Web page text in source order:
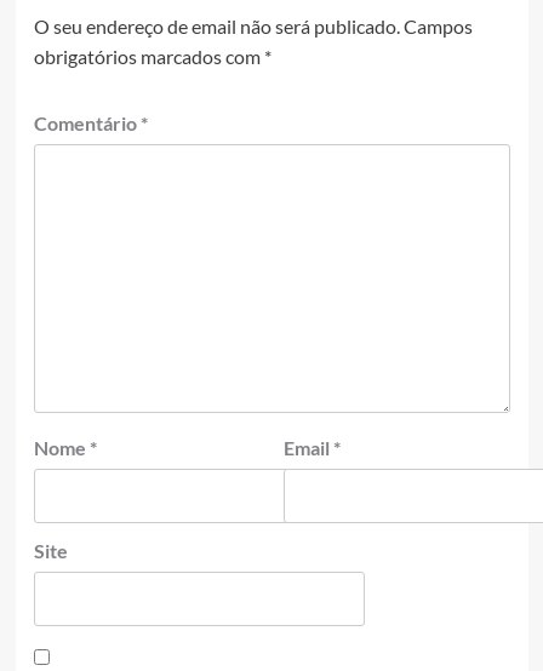
O seu endereço de email não será publicado.Campos
obrigatórios marcados com *
Comentário *
Nome * Email *
Site